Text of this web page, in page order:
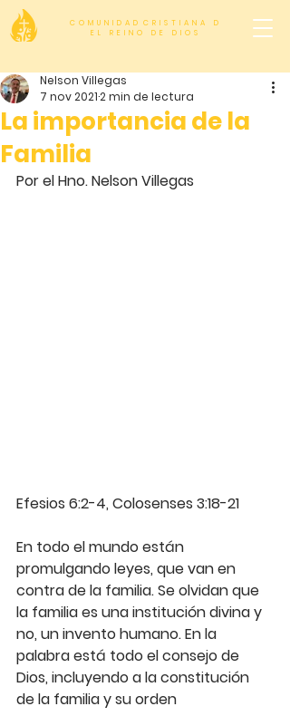
C O M U N I D A D C R I S T I A N A D
E L R E I N O D E D I O S
La importancia de la
Familia
Nelson Villegas
7 nov 20212 min de lectura
Por el Hno. Nelson Villegas
Efesios 6:2-4, Colosenses 3:18-21
En todo el mundo están
promulgando leyes, que van en
contra de la familia. Se olvidan que
la familia es una institución divina y
no, un invento humano. En la
palabra está todo el consejo de
Dios, incluyendo a la constitución
de la familia y su orden